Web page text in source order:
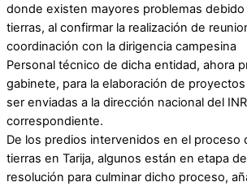
donde existen mayores problemas debido
tierras, al confirmar la realización de
coordinación con la dirigencia campesina
Personal técnico de dicha entidad, ahora
gabinete, para la elaboración de
ser enviadas a la dirección nacional del
correspondiente.
De los predios intervenidos en el proceso
tierras en Tarija, algunos están en etapa
resolución para culminar dicho proceso,